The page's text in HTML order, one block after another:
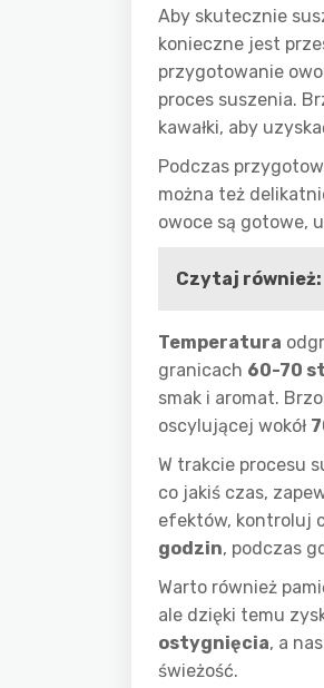
Aby skutecznie
konieczne jest
przygotowanie
proces suszenia.
kawałki, aby
Podczas
można też
owoce są gotowe,
Czytaj również:
Temperatura
granicach 60-70
smak i aromat.
oscylującej wokół
W trakcie procesu
co jakiś czas,
efektów, kontroluj
godzin, podczas
Warto również
ale dzięki temu
ostygnięcia, a
świeżość.